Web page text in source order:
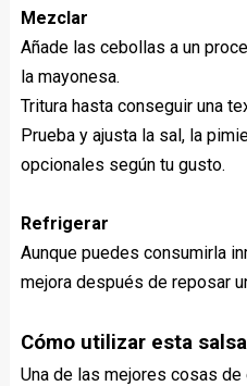
Mezclar
Añade las cebollas a un
la mayonesa.
Tritura hasta conseguir una
Prueba y ajusta la sal, la
opcionales según tu gusto.
Refrigerar
Aunque puedes consumirla
mejora después de reposar
Cómo utilizar esta salsa
Una de las mejores cosas